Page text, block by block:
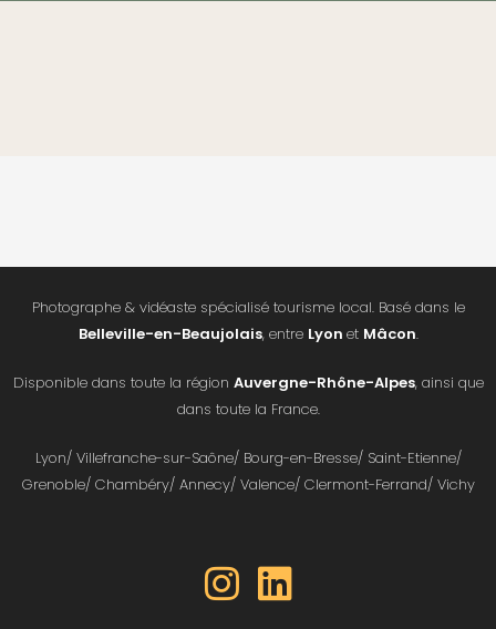
Photographe & vidéaste spécialisé tourisme local. Basé dans le
Belleville-en-Beaujolais, entre Lyon et Mâcon.
Disponible dans toute la région Auvergne-Rhône-Alpes, ainsi que
dans toute la France.
Lyon/ Villefranche-sur-Saône/ Bourg-en-Bresse/ Saint-Etienne/
Grenoble/ Chambéry/ Annecy/ Valence/ Clermont-Ferrand/ Vichy